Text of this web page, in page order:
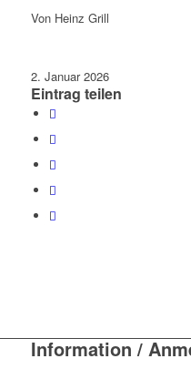
Von Heinz Grill
2. Januar 2026
Eintrag teilen
Information /